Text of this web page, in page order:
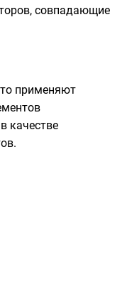
совпадающие
применяют
качестве
.